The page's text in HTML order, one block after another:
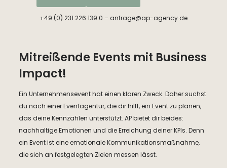
+49 (0) 231 226 139 0 – anfrage@ap-agency.de
Mitreißende Events mit Business
Impact!
Ein Unternehmensevent hat einen klaren Zweck. Daher suchst
du nach einer Eventagentur, die dir hilft, ein Event zu planen,
das deine Kennzahlen unterstützt. AP bietet dir beides:
nachhaltige Emotionen und die Erreichung deiner KPIs. Denn
ein Event ist eine emotionale Kommunikationsmaßnahme,
die sich an festgelegten Zielen messen lässt.